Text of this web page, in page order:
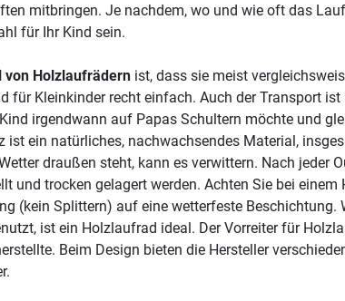
mitbringen. Je nachdem, wo und wie oft das
für Ihr Kind sein.
von Holzlaufrädernist, dass sie meist
für Kleinkinder recht einfach. Auch der Transport
irgendwann auf Papas Schultern möchte und
ist ein natürliches, nachwachsendes Material,
draußen steht, kann es verwittern. Nach jeder
und trocken gelagert werden. Achten Sie bei
(kein Splittern) auf eine wetterfeste
ist ein Holzlaufrad ideal. Der Vorreiter für
Beim Design bieten die Hersteller